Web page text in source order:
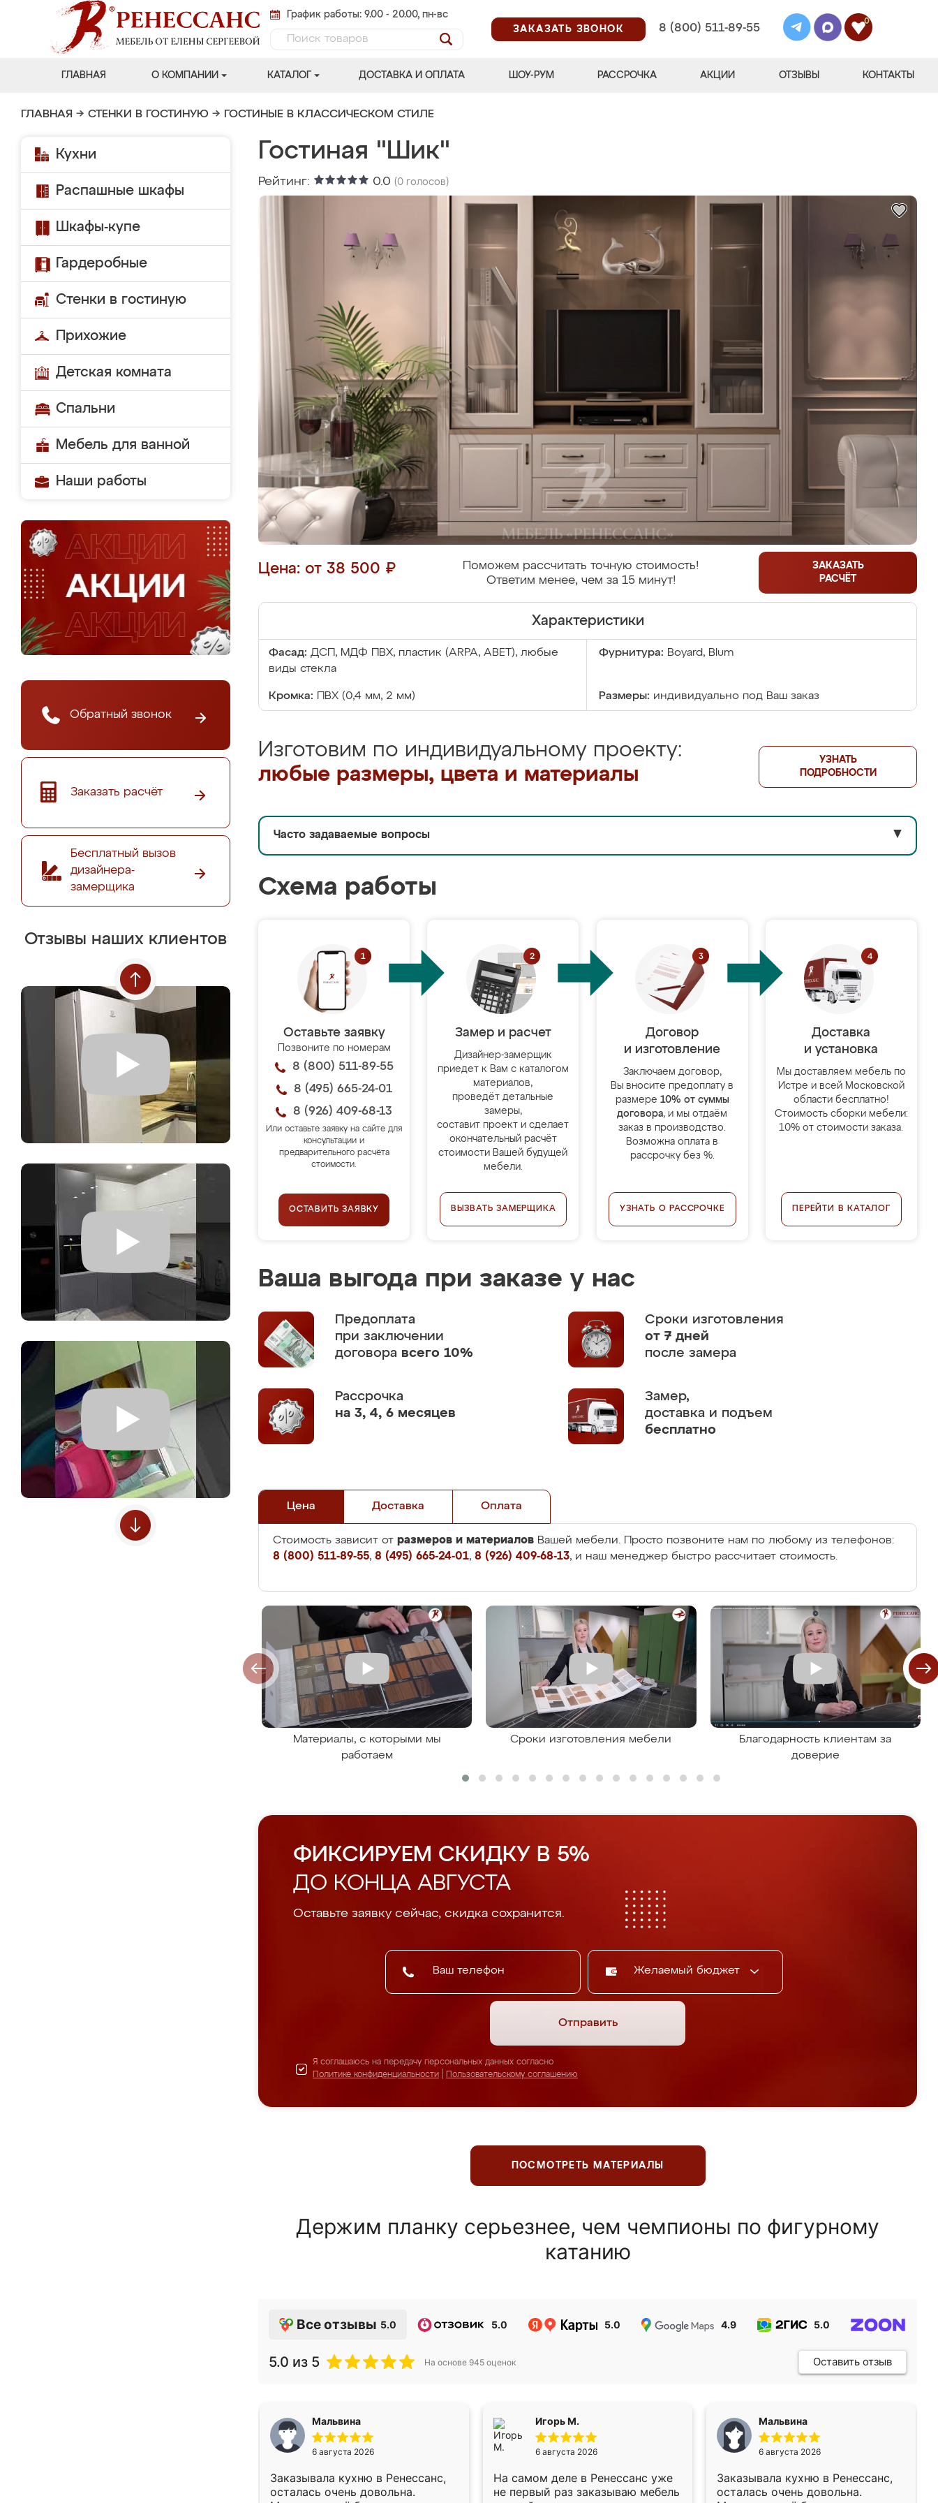
График работы: 9.00 - 20.00, пн-вс
ЗАКАЗАТЬ ЗВОНОК
8 (800) 511-89-55
0
ГЛАВНАЯ О КОМПАНИИ КАТАЛОГ ДОСТАВКА И ОПЛАТА ШОУ-РУМ РАССРОЧКА АКЦИИ ОТЗЫВЫ КОНТАКТЫ
ГЛАВНАЯ → СТЕНКИ В ГОСТИНУЮ → ГОСТИНЫЕ В КЛАССИЧЕСКОМ СТИЛЕ
Кухни
Распашные шкафы
Шкафы-купе
Гардеробные
Стенки в гостиную
Прихожие
Детская комната
Спальни
Мебель для ванной
Наши работы
Обратный звонок
Заказать расчёт
Бесплатный вызов
дизайнера-
замерщика
Отзывы наших клиентов
Гостиная "Шик"
Рейтинг: 0.0 (0 голосов)
Цена: от 38 500 ₽
Поможем рассчитать точную стоимость!
Ответим менее, чем за 15 минут!
ЗАКАЗАТЬ
РАСЧЁТ
Характеристики
Фасад: ДСП, МДФ ПВХ, пластик (ARPA, ABET), любые
виды стекла
Фурнитура: Boyard, Blum
Кромка: ПВХ (0,4 мм, 2 мм) Размеры: индивидуально под Ваш заказ
Изготовим по индивидуальному проекту:
любые размеры, цвета и материалы
УЗНАТЬ
ПОДРОБНОСТИ
Часто задаваемые вопросы ▼
Схема работы
Оставьте заявку
Позвоните по номерам
8 (800) 511-89-55
8 (495) 665-24-01
8 (926) 409-68-13
Или оставьте заявку на сайте для
консультации и
предварительного расчёта
стоимости.
ОСТАВИТЬ ЗАЯВКУ
Замер и расчет
Дизайнер-замерщик
приедет к Вам с каталогом
материалов,
проведёт детальные
замеры,
составит проект и сделает
окончательный расчёт
стоимости Вашей будущей
мебели.
ВЫЗВАТЬ ЗАМЕРЩИКА
Договор
и изготовление
Заключаем договор,
Вы вносите предоплату в
размере 10% от суммы
договора, и мы отдаём
заказ в производство.
Возможна оплата в
рассрочку без %.
УЗНАТЬ О РАССРОЧКЕ
Доставка
и установка
Мы доставляем мебель по
Истре и всей Московской
области бесплатно!
Стоимость сборки мебели:
10% от стоимости заказа.
ПЕРЕЙТИ В КАТАЛОГ
Ваша выгода при заказе у нас
Предоплата
при заключении
договора всего 10%
Сроки изготовления
от 7 дней
после замера
Рассрочка
на 3, 4, 6 месяцев
Замер,
доставка и подъем
бесплатно
Цена Доставка Оплата
Стоимость зависит от размеров и материалов Вашей мебели. Просто позвоните нам по любому из телефонов:
8 (800) 511-89-55, 8 (495) 665-24-01, 8 (926) 409-68-13, и наш менеджер быстро рассчитает стоимость.
Материалы, с которыми мы
работаем
Сроки изготовления мебели
Благодарность клиентам за
доверие
ФИКСИРУЕМ СКИДКУ В 5%
ДО КОНЦА АВГУСТА
Оставьте заявку сейчас, скидка сохранится.
Желаемый бюджет
Отправить
Я соглашаюсь на передачу персональных данных согласно
Политике конфиденциальности
Пользовательскому соглашению
ПОСМОТРЕТЬ МАТЕРИАЛЫ
Держим планку серьезнее, чем чемпионы по фигурному
катанию
Все отзывы 5.0 5.0 5.0 4.9 5.0
5.0 из 5 На основе 945 оценок Оставить отзыв
Мальвина
6 августа 2026
Заказывала кухню в Ренессанс,
осталась очень довольна.
Игорь М.
6 августа 2026
На самом деле в Ренессанс уже
не первый раз заказываю мебель
Мальвина
6 августа 2026
Заказывала кухню в Ренессанс,
осталась очень довольна.